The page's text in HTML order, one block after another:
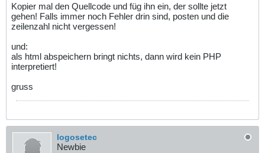
Kopier mal den Quellcode und füg ihn ein, der sollte jetzt
gehen! Falls immer noch Fehler drin sind, posten und die
zeilenzahl nicht vergessen!
und:
als html abspeichern bringt nichts, dann wird kein PHP
interpretiert!
gruss
logosetec
Newbie